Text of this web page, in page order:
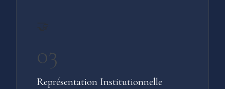
03
Représentation Institutionnelle